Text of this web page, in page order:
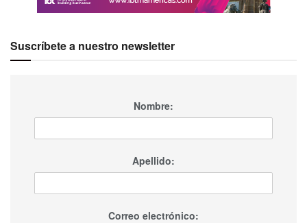
Suscríbete a nuestro newsletter
Nombre:
Apellido:
Correo electrónico: